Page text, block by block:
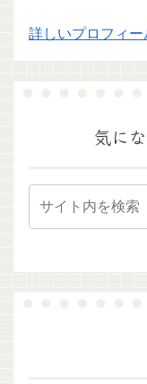
詳しいプロフィー
気に